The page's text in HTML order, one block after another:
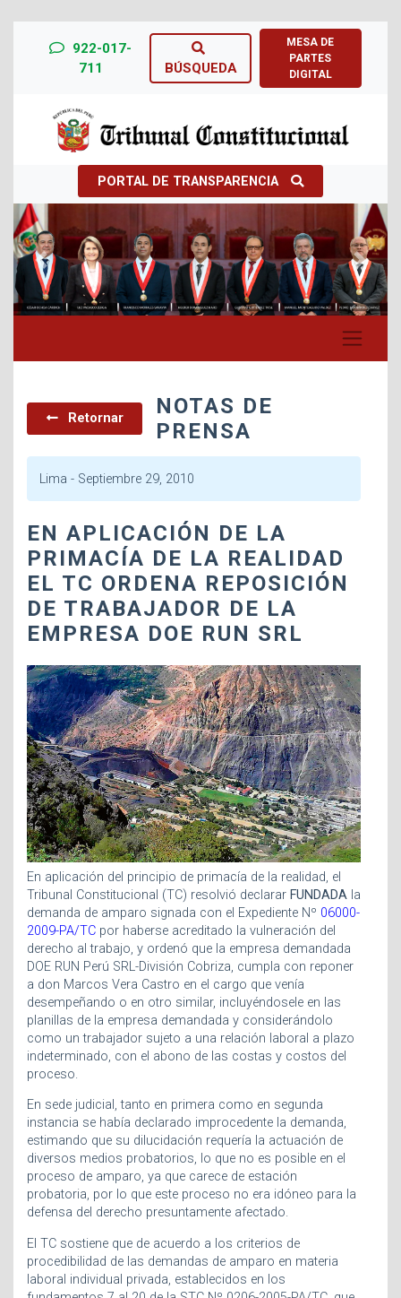
922-017-
711
BÚSQUEDA
MESA DE
PARTES
DIGITAL
PORTAL DE TRANSPARENCIA
Previous Next
Retornar
NOTAS DE
PRENSA
Lima - Septiembre 29, 2010
EN APLICACIÓN DE LA
PRIMACÍA DE LA REALIDAD
EL TC ORDENA REPOSICIÓN
DE TRABAJADOR DE LA
EMPRESA DOE RUN SRL
En aplicación del principio de primacía de la realidad, el
Tribunal Constitucional (TC) resolvió declarar FUNDADA la
demanda de amparo signada con el Expediente Nº 06000-
2009-PA/TC por haberse acreditado la vulneración del
derecho al trabajo, y ordenó que la empresa demandada
DOE RUN Perú SRL-División Cobriza, cumpla con reponer
a don Marcos Vera Castro en el cargo que venía
desempeñando o en otro similar, incluyéndosele en las
planillas de la empresa demandada y considerándolo
como un trabajador sujeto a una relación laboral a plazo
indeterminado, con el abono de las costas y costos del
proceso.
En sede judicial, tanto en primera como en segunda
instancia se había declarado improcedente la demanda,
estimando que su dilucidación requería la actuación de
diversos medios probatorios, lo que no es posible en el
proceso de amparo, ya que carece de estación
probatoria, por lo que este proceso no era idóneo para la
defensa del derecho presuntamente afectado.
El TC sostiene que de acuerdo a los criterios de
procedibilidad de las demandas de amparo en materia
laboral individual privada, establecidos en los